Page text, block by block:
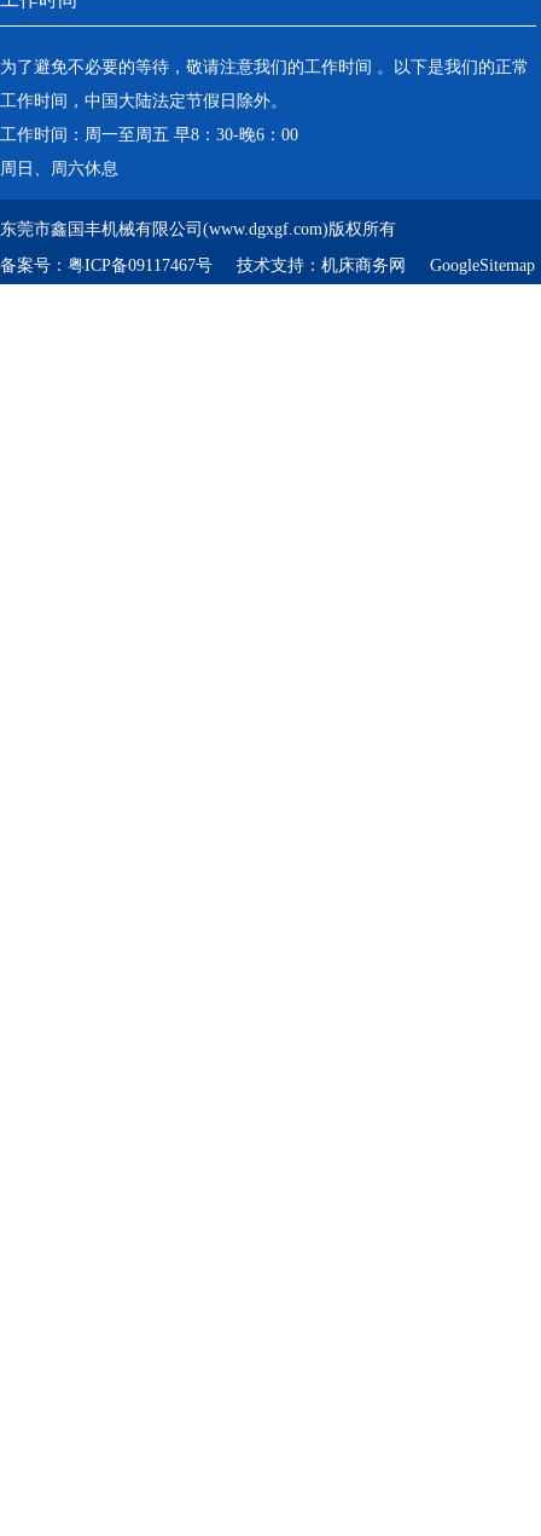
为了避免不必要的等待，敬请注意我们的工作时间 。以下是我们的正常
工作时间，中国大陆法定节假日除外。
工作时间：周一至周五 早8：30-晚6：00
周日、周六休息
东莞市鑫国丰机械有限公司(www.dgxgf.com)版权所有
备案号： 粤ICP备09117467号 技术支持： 机床商务网 GoogleSitemap